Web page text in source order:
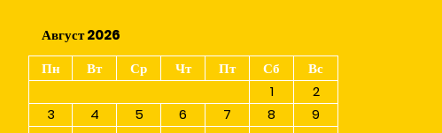
Август 2026
Пн
Вт Ср Чт Пт Сб
Вс
1
2
3
4 5 6 7 8
9